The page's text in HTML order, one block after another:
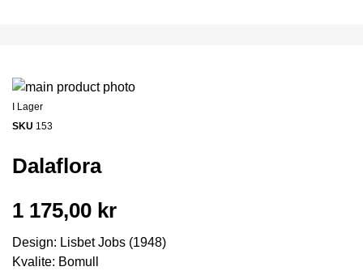
I Lager
SKU 153
Dalaflora
1 175,00 kr
Design: Lisbet Jobs (1948)
Kvalite: Bomull